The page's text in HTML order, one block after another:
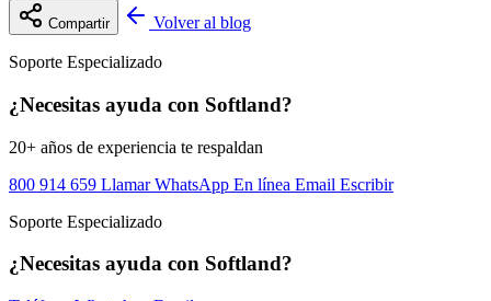
Compartir Volver al blog
Soporte Especializado
¿Necesitas ayuda con Softland?
20+ años de experiencia te respaldan
800 914 659 Llamar WhatsApp En línea Email Escribir
Soporte Especializado
¿Necesitas ayuda con Softland?